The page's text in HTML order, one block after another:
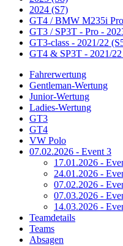
2024 (S7)
GT4 / BMW M235i
GT3 / SP3T - Pro -
GT3-class - 2021/22
GT4 & SP3T - 2021/
Fahrerwertung
Gentleman-Wertung
Junior-Wertung
Ladies-Wertung
GT3
GT4
VW Polo
07.02.2026 - Event 3
17.01.2026 -
24.01.2026 -
07.02.2026 -
07.03.2026 -
14.03.2026 -
Teamdetails
Teams
Absagen